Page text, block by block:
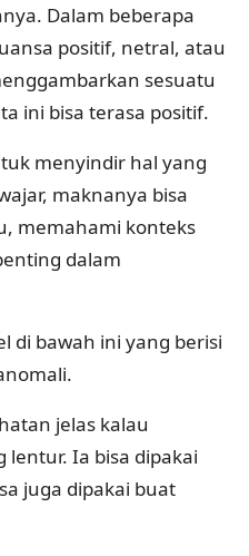
Dalam beberapa
positif, netral, atau
sesuatu
ini bisa terasa positif.
menyindir hal yang
maknanya bisa
memahami konteks
dalam
di bawah ini yang berisi
jelas kalau
lentur. Ia bisa dipakai
juga dipakai buat